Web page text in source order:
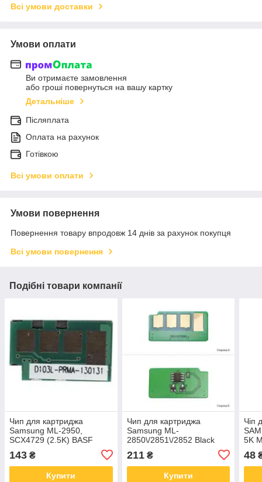
Всі умови доставки
Умови оплати
Ви отримаєте замовлення
або гроші повернуться на вашу картку
Детальніше
Післяплата
Оплата на рахунок
Готівкою
Всі умови оплати
Умови повернення
Повернення товару впродовж 14 днів за рахунок покупця
Всі умови повернення
Подібні товари компанії
Чип для картриджа
Samsung ML-2950,
SCX4729 (2.5K) BASF
143 ₴
Купити
Чип для картриджа
Samsung ML-
2850\/2851\/2852 Black
211₴
Купити
Чіп
5K
48